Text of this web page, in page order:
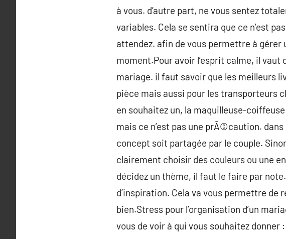
à vous. d’autre part, ne vous sentez
variables. Cela se sentira que ce n’est
attendez. afin de vous permettre à
moment.Pour avoir l’esprit calme, il
mariage. il faut savoir que les meilleurs
pièce mais aussi pour les transporteurs
en souhaitez un, la maquilleuse-
mais ce n’est pas une prÃ©caution.
concept soit partagée par le couple.
clairement choisir des couleurs ou une
décidez un thème, il faut le faire par
d’inspiration. Cela va vous permettre de
bien.Stress pour l’organisation d’un
vous de voir à qui vous souhaitez donner